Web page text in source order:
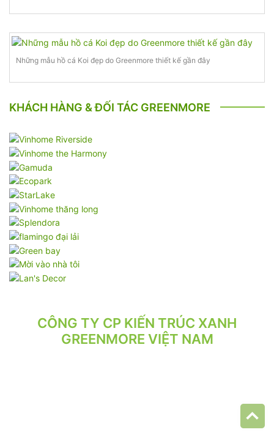
Những mẫu hồ cá Koi đẹp do Greenmore thiết kế gần đây
KHÁCH HÀNG & ĐỐI TÁC GREENMORE
CÔNG TY CP KIẾN TRÚC XANH
GREENMORE VIỆT NAM